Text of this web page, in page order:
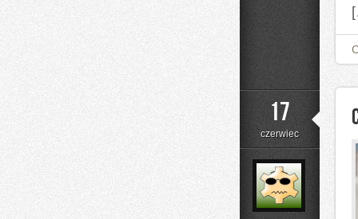
17
czerwiec